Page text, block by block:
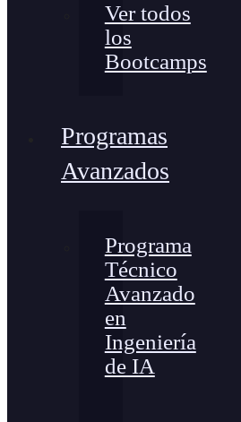
Ver todos
los
Bootcamps
Programas
Avanzados
Programa
Técnico
Avanzado
en
Ingeniería
de IA